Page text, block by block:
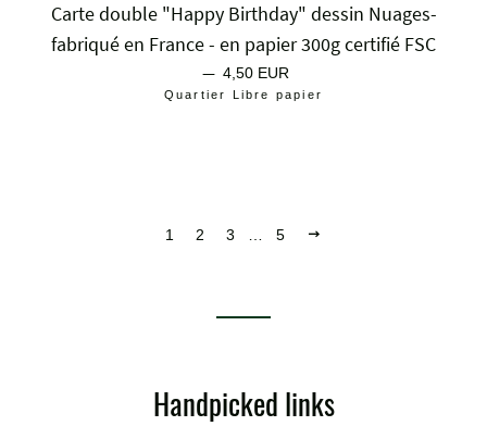
Carte double "Happy Birthday" dessin Nuages-
fabriqué en France - en papier 300g certifié FSC
— Prix régulier
4,50 EUR
Quartier Libre papier
1 2 3 5
Handpicked links